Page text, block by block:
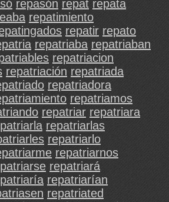
repasón repat repata
repatimiento
repatir repato
repatriaba repatriaban
repatriacion
repatriación repatriada
repatriadora
repatriamos
repatriar repatriara
repatriarlas
repatriarlo
repatriarnos
repatriará
repatriarían
repatriated